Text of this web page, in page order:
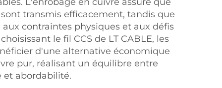
transmis efficacement, tandis que
contraintes physiques et aux défis
le fil CCS de LT CABLE, les
d'une alternative économique
pur, réalisant un équilibre entre
et abordabilité.